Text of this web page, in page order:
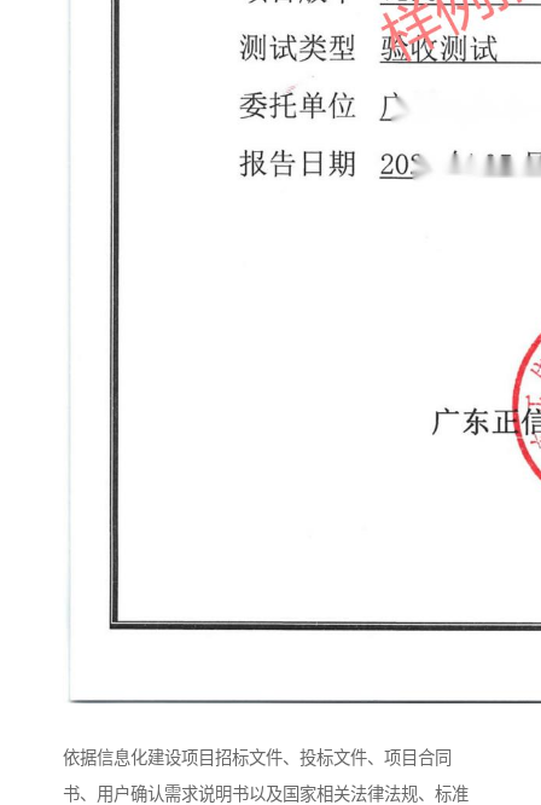
依据信息化建设项目招标文件、投标文件、项目合同
书、用户确认需求说明书以及国家相关法律法规、标准